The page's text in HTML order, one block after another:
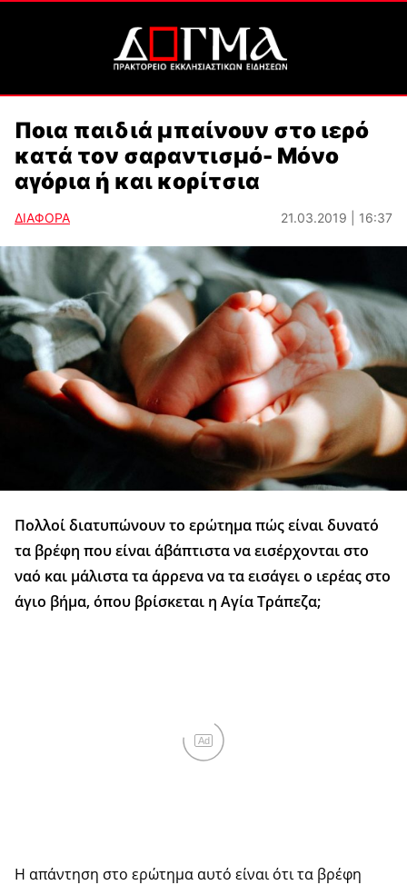
Ποια παιδιά μπαίνουν στο ιερό
κατά τον σαραντισμό- Μόνο
αγόρια ή και κορίτσια
ΔΙΑΦΟΡΑ 21.03.2019 | 16:37
Πολλοί διατυπώνουν το ερώτημα πώς είναι δυνατό
τα βρέφη που είναι άβάπτιστα να εισέρχονται στο
ναό και μάλιστα τα άρρενα να τα εισάγει ο ιερέας στο
άγιο βήμα, όπου βρίσκεται η Αγία Τράπεζα;
Ad
Η απάντηση στο ερώτημα αυτό είναι ότι τα βρέφη